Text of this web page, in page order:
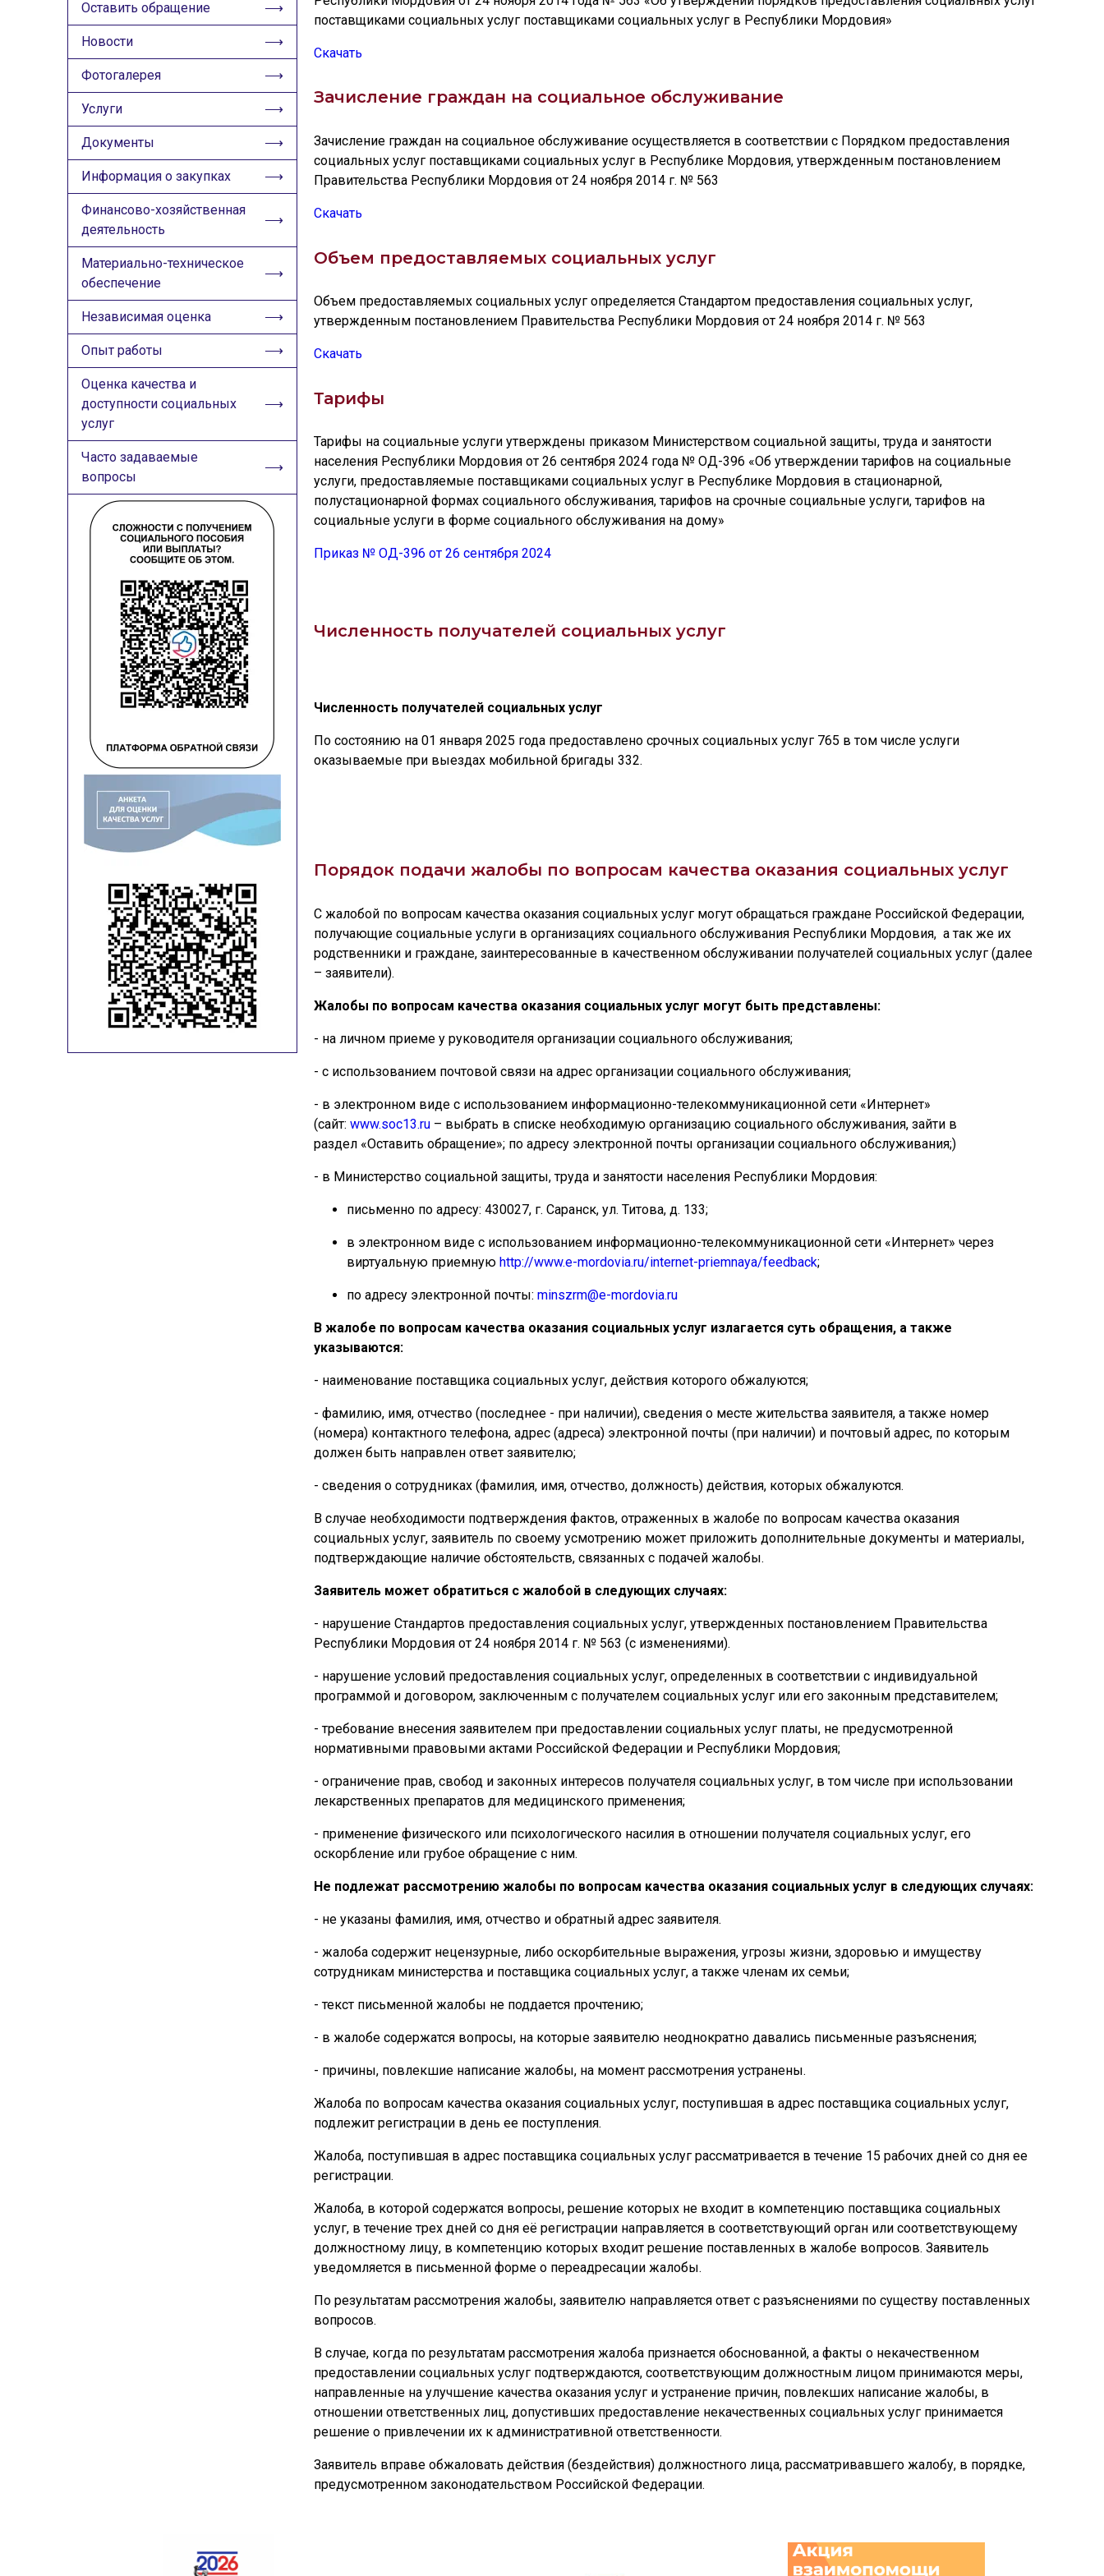
ИЗОБРАЖЕНИЯ
🔊 Включить озвучивание
Настройки по умолчанию
Настройки по умолчанию
Оставить обращение
Новости
Фотогалерея
Услуги
Документы
Информация о закупках
Финансово-хозяйственная
деятельность
Материально-техническое
обеспечение
Независимая оценка
Опыт работы
Оценка качества и
доступности социальных
услуг
Часто задаваемые
вопросы
поставщиками социальных услуг поставщиками социальных услуг в Республики Мордовия»
Скачать
Зачисление граждан на социальное обслуживание
Зачисление граждан на социальное обслуживание осуществляется в соответствии с Порядком предоставления
социальных услуг поставщиками социальных услуг в Республике Мордовия, утвержденным постановлением
Правительства Республики Мордовия от 24 ноября 2014 г. № 563
Скачать
Объем предоставляемых социальных услуг
Объем предоставляемых социальных услуг определяется Стандартом предоставления социальных услуг,
утвержденным постановлением Правительства Республики Мордовия от 24 ноября 2014 г. № 563
Скачать
Тарифы
Тарифы на социальные услуги утверждены приказом Министерством социальной защиты, труда и занятости
населения Республики Мордовия от 26 сентября 2024 года № ОД-396 «Об утверждении тарифов на социальные
услуги, предоставляемые поставщиками социальных услуг в Республике Мордовия в стационарной,
полустационарной формах социального обслуживания, тарифов на срочные социальные услуги, тарифов на
социальные услуги в форме социального обслуживания на дому»
Приказ № ОД-396 от 26 сентября 2024
Численность получателей социальных услуг
Численность получателей социальных услуг
По состоянию на 01 января 2025 года предоставлено срочных социальных услуг 765 в том числе услуги
оказываемые при выездах мобильной бригады 332.
Порядок подачи жалобы по вопросам качества оказания социальных услуг
С жалобой по вопросам качества оказания социальных услуг могут обращаться граждане Российской Федерации,
получающие социальные услуги в организациях социального обслуживания Республики Мордовия, а так же их
родственники и граждане, заинтересованные в качественном обслуживании получателей социальных услуг (далее
– заявители).
Жалобы по вопросам качества оказания социальных услуг могут быть представлены:
- на личном приеме у руководителя организации социального обслуживания;
- с использованием почтовой связи на адрес организации социального обслуживания;
- в электронном виде с использованием информационно-телекоммуникационной сети «Интернет»
(сайт: www.soc13.ru – выбрать в списке необходимую организацию социального обслуживания, зайти в
раздел «Оставить обращение»; по адресу электронной почты организации социального обслуживания;)
- в Министерство социальной защиты, труда и занятости населения Республики Мордовия:
письменно по адресу: 430027, г. Саранск, ул. Титова, д. 133;
в электронном виде с использованием информационно-телекоммуникационной сети «Интернет» через
виртуальную приемную http://www.e-mordovia.ru/internet-priemnaya/feedback;
по адресу электронной почты: minszrm@e-mordovia.ru
В жалобе по вопросам качества оказания социальных услуг излагается суть обращения, а также
указываются:
- наименование поставщика социальных услуг, действия которого обжалуются;
- фамилию, имя, отчество (последнее - при наличии), сведения о месте жительства заявителя, а также номер
(номера) контактного телефона, адрес (адреса) электронной почты (при наличии) и почтовый адрес, по которым
должен быть направлен ответ заявителю;
- сведения о сотрудниках (фамилия, имя, отчество, должность) действия, которых обжалуются.
В случае необходимости подтверждения фактов, отраженных в жалобе по вопросам качества оказания
социальных услуг, заявитель по своему усмотрению может приложить дополнительные документы и материалы,
подтверждающие наличие обстоятельств, связанных с подачей жалобы.
Заявитель может обратиться с жалобой в следующих случаях:
- нарушение Стандартов предоставления социальных услуг, утвержденных постановлением Правительства
Республики Мордовия от 24 ноября 2014 г. № 563 (с изменениями).
- нарушение условий предоставления социальных услуг, определенных в соответствии с индивидуальной
программой и договором, заключенным с получателем социальных услуг или его законным представителем;
- требование внесения заявителем при предоставлении социальных услуг платы, не предусмотренной
нормативными правовыми актами Российской Федерации и Республики Мордовия;
- ограничение прав, свобод и законных интересов получателя социальных услуг, в том числе при использовании
лекарственных препаратов для медицинского применения;
- применение физического или психологического насилия в отношении получателя социальных услуг, его
оскорбление или грубое обращение с ним.
Не подлежат рассмотрению жалобы по вопросам качества оказания социальных услуг в следующих случаях:
- не указаны фамилия, имя, отчество и обратный адрес заявителя.
- жалоба содержит нецензурные, либо оскорбительные выражения, угрозы жизни, здоровью и имуществу
сотрудникам министерства и поставщика социальных услуг, а также членам их семьи;
- текст письменной жалобы не поддается прочтению;
- в жалобе содержатся вопросы, на которые заявителю неоднократно давались письменные разъяснения;
- причины, повлекшие написание жалобы, на момент рассмотрения устранены.
Жалоба по вопросам качества оказания социальных услуг, поступившая в адрес поставщика социальных услуг,
подлежит регистрации в день ее поступления.
Жалоба, поступившая в адрес поставщика социальных услуг рассматривается в течение 15 рабочих дней со дня ее
регистрации.
Жалоба, в которой содержатся вопросы, решение которых не входит в компетенцию поставщика социальных
услуг, в течение трех дней со дня её регистрации направляется в соответствующий орган или соответствующему
должностному лицу, в компетенцию которых входит решение поставленных в жалобе вопросов. Заявитель
уведомляется в письменной форме о переадресации жалобы.
По результатам рассмотрения жалобы, заявителю направляется ответ с разъяснениями по существу поставленных
вопросов.
В случае, когда по результатам рассмотрения жалоба признается обоснованной, а факты о некачественном
предоставлении социальных услуг подтверждаются, соответствующим должностным лицом принимаются меры,
направленные на улучшение качества оказания услуг и устранение причин, повлекших написание жалобы, в
отношении ответственных лиц, допустивших предоставление некачественных социальных услуг принимается
решение о привлечении их к административной ответственности.
Заявитель вправе обжаловать действия (бездействия) должностного лица, рассматривавшего жалобу, в порядке,
предусмотренном законодательством Российской Федерации.